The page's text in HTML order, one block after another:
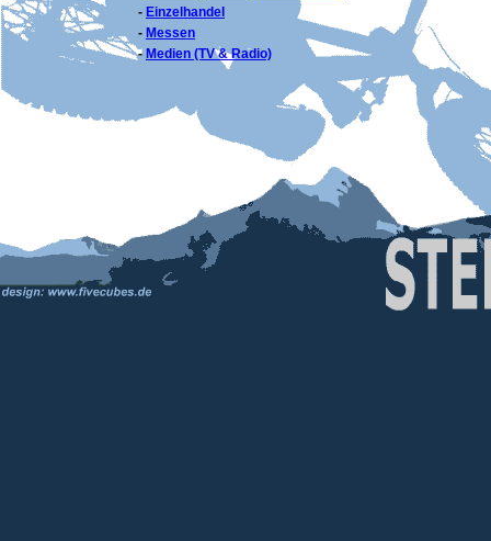
- Einzelhandel
- Messen
- Medien (TV & Radio)